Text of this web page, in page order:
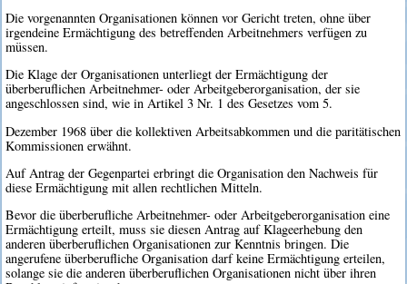
Die vorgenannten Organisationen können vor Gericht treten, ohne über
irgendeine Ermächtigung des betreffenden Arbeitnehmers verfügen zu
müssen.
Die Klage der Organisationen unterliegt der Ermächtigung der
überberuflichen Arbeitnehmer- oder Arbeitgeberorganisation, der sie
angeschlossen sind, wie in Artikel 3 Nr. 1 des Gesetzes vom 5.
Dezember 1968 über die kollektiven Arbeitsabkommen und die paritätischen
Kommissionen erwähnt.
Auf Antrag der Gegenpartei erbringt die Organisation den Nachweis für
diese Ermächtigung mit allen rechtlichen Mitteln.
Bevor die überberufliche Arbeitnehmer- oder Arbeitgeberorganisation eine
Ermächtigung erteilt, muss sie diesen Antrag auf Klageerhebung den
anderen überberuflichen Organisationen zur Kenntnis bringen. Die
angerufene überberufliche Organisation darf keine Ermächtigung erteilen,
solange sie die anderen überberuflichen Organisationen nicht über ihren